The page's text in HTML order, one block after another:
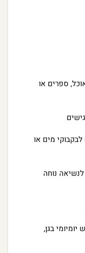
ספרים או
מים או
נוחה
בגן,